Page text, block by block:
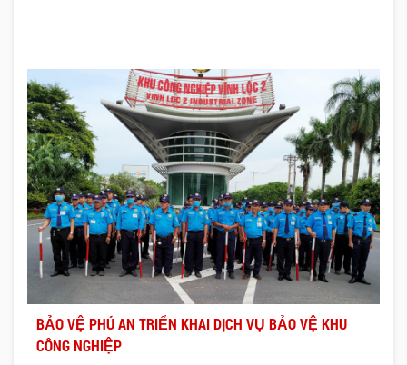
BẢO VỆ PHÚ AN TRIỂN KHAI DỊCH VỤ BẢO VỆ KHU
CÔNG NGHIỆP